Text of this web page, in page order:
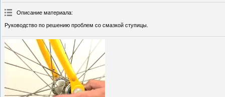
Описание материала:
Руководство по решению проблем со смазкой ступицы.